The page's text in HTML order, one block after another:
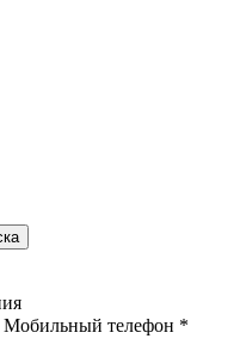
Мобильный телефон *